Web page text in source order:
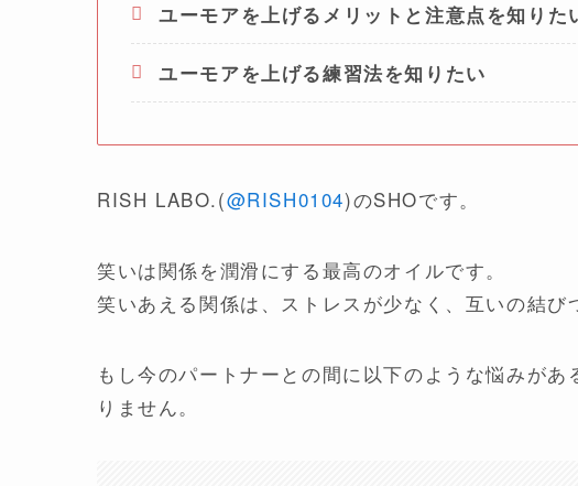
ユーモアを上げるメリットと注意点を知りた
ユーモアを上げる練習法を知りたい
RISH LABO.(@RISH0104)のSHOです。
笑いは関係を潤滑にする最高のオイルです。
笑いあえる関係は、ストレスが少なく、互いの結び
もし今のパートナーとの間に以下のような悩みが
りません。